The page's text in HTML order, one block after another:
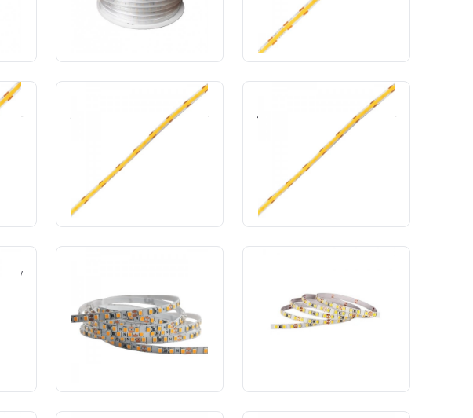
SOLICITE O ORÇAMENTO SOLICITE O ORÇAMENTO
Fita cob 14W p/m 127V IP44
3000K 480led/m 8mm 1500lm-
Lumi+
Cód.: 30033
SOLICITE O ORÇAMENTO
Fita cob 14W p/m 127V IP44
4000K 480led/m 8mm 1500lm-
Lumi+
Cód.: 30034
SOLICITE O ORÇAMENTO
Cód.: 19845 Cód.: 19818